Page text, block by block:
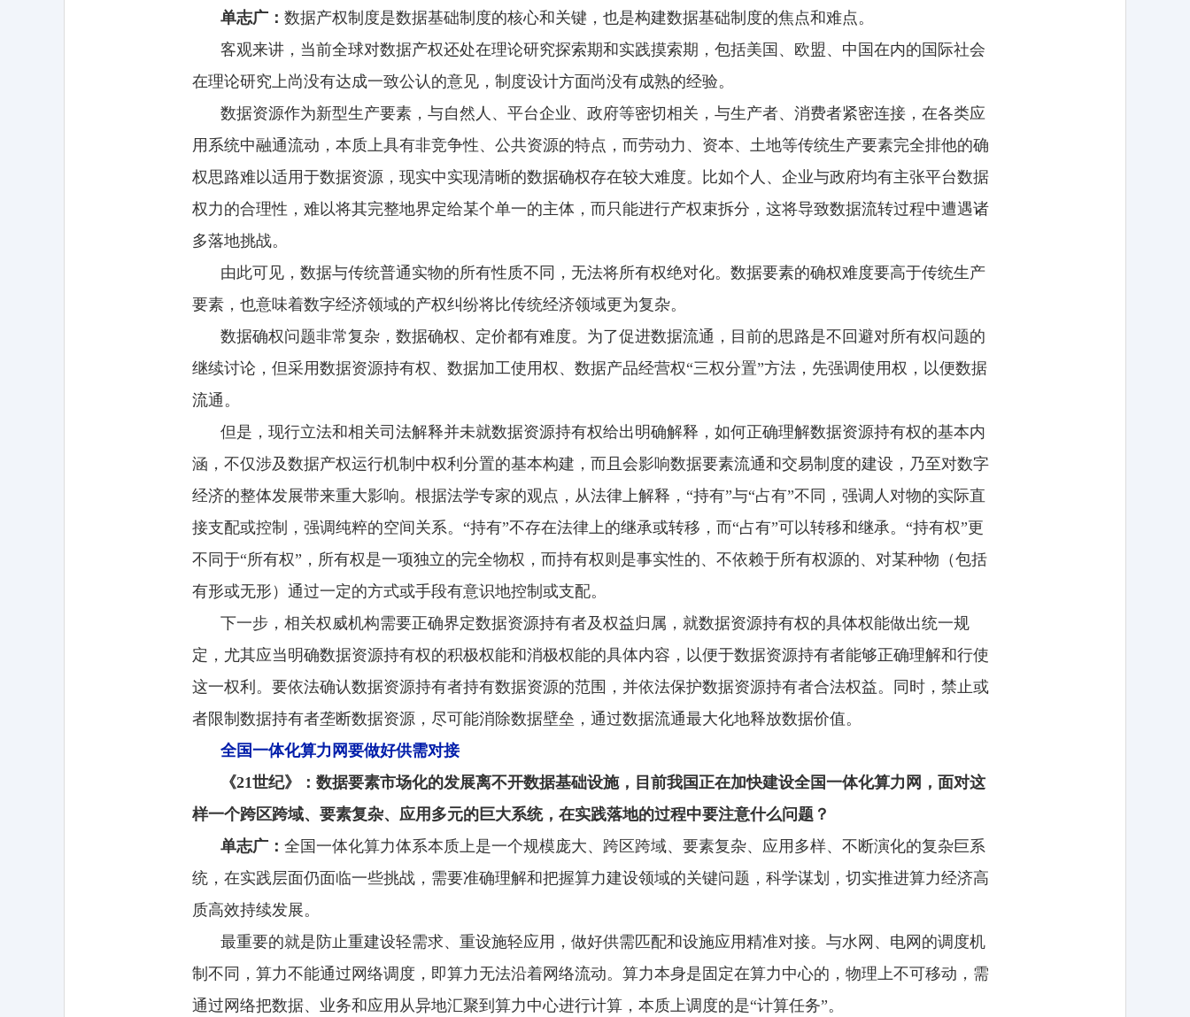
单志广： 数据产权制度是数据基础制度的核心和关键，也是构建数据基础制度的焦点和难点。
客观来讲，当前全球对数据产权还处在理论研究探索期和实践摸索期，包括美国、欧盟、中国在内的国际社会
在理论研究上尚没有达成一致公认的意见，制度设计方面尚没有成熟的经验。
数据资源作为新型生产要素，与自然人、平台企业、政府等密切相关，与生产者、消费者紧密连接，在各类应
用系统中融通流动，本质上具有非竞争性、公共资源的特点，而劳动力、资本、土地等传统生产要素完全排他的确
权思路难以适用于数据资源，现实中实现清晰的数据确权存在较大难度。比如个人、企业与政府均有主张平台数据
权力的合理性，难以将其完整地界定给某个单一的主体，而只能进行产权束拆分，这将导致数据流转过程中遭遇诸
多落地挑战。
由此可见，数据与传统普通实物的所有性质不同，无法将所有权绝对化。数据要素的确权难度要高于传统生产
要素，也意味着数字经济领域的产权纠纷将比传统经济领域更为复杂。
数据确权问题非常复杂，数据确权、定价都有难度。为了促进数据流通，目前的思路是不回避对所有权问题的
继续讨论，但采用数据资源持有权、数据加工使用权、数据产品经营权“三权分置”方法，先强调使用权，以便数据
流通。
但是，现行立法和相关司法解释并未就数据资源持有权给出明确解释，如何正确理解数据资源持有权的基本内
涵，不仅涉及数据产权运行机制中权利分置的基本构建，而且会影响数据要素流通和交易制度的建设，乃至对数字
经济的整体发展带来重大影响。根据法学专家的观点，从法律上解释，“持有”与“占有”不同，强调人对物的实际直
接支配或控制，强调纯粹的空间关系。“持有”不存在法律上的继承或转移，而“占有”可以转移和继承。“持有权”更
不同于“所有权”，所有权是一项独立的完全物权，而持有权则是事实性的、不依赖于所有权源的、对某种物（包括
有形或无形）通过一定的方式或手段有意识地控制或支配。
下一步，相关权威机构需要正确界定数据资源持有者及权益归属，就数据资源持有权的具体权能做出统一规
定，尤其应当明确数据资源持有权的积极权能和消极权能的具体内容，以便于数据资源持有者能够正确理解和行使
这一权利。要依法确认数据资源持有者持有数据资源的范围，并依法保护数据资源持有者合法权益。同时，禁止或
者限制数据持有者垄断数据资源，尽可能消除数据壁垒，通过数据流通最大化地释放数据价值。
全国一体化算力网要做好供需对接
《21世纪》：数据要素市场化的发展离不开数据基础设施，目前我国正在加快建设全国一体化算力网，面对这
样一个跨区跨域、要素复杂、应用多元的巨大系统，在实践落地的过程中要注意什么问题？
单志广： 全国一体化算力体系本质上是一个规模庞大、跨区跨域、要素复杂、应用多样、不断演化的复杂巨系
统，在实践层面仍面临一些挑战，需要准确理解和把握算力建设领域的关键问题，科学谋划，切实推进算力经济高
质高效持续发展。
最重要的就是防止重建设轻需求、重设施轻应用，做好供需匹配和设施应用精准对接。与水网、电网的调度机
制不同，算力不能通过网络调度，即算力无法沿着网络流动。算力本身是固定在算力中心的，物理上不可移动，需
通过网络把数据、业务和应用从异地汇聚到算力中心进行计算，本质上调度的是“计算任务”。